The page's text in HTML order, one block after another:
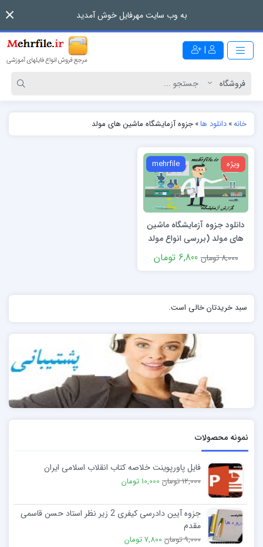
به وب سایت مهرفایل خوش آمدید
|
خانه»دانلود ها»جزوه آزمایشگاه ماشین های مولد
ویژه mehrfile
دانلود جزوه آزمایشگاه ماشین
های مولد (بررسی انواع مولد
های جریان مستقیم)8,000 تومان 6,800 تومان
سبد خریدتان خالی است.
نمونه محصولات
فایل پاورپوینت خلاصه کتاب انقلاب اسلامی ایران
12,000 تومان 10,000 تومان
جزوه آیین دادرسی کیفری 2 زیر نظر استاد حسن قاسمی
مقدم
9,000 تومان 7,800 تومان